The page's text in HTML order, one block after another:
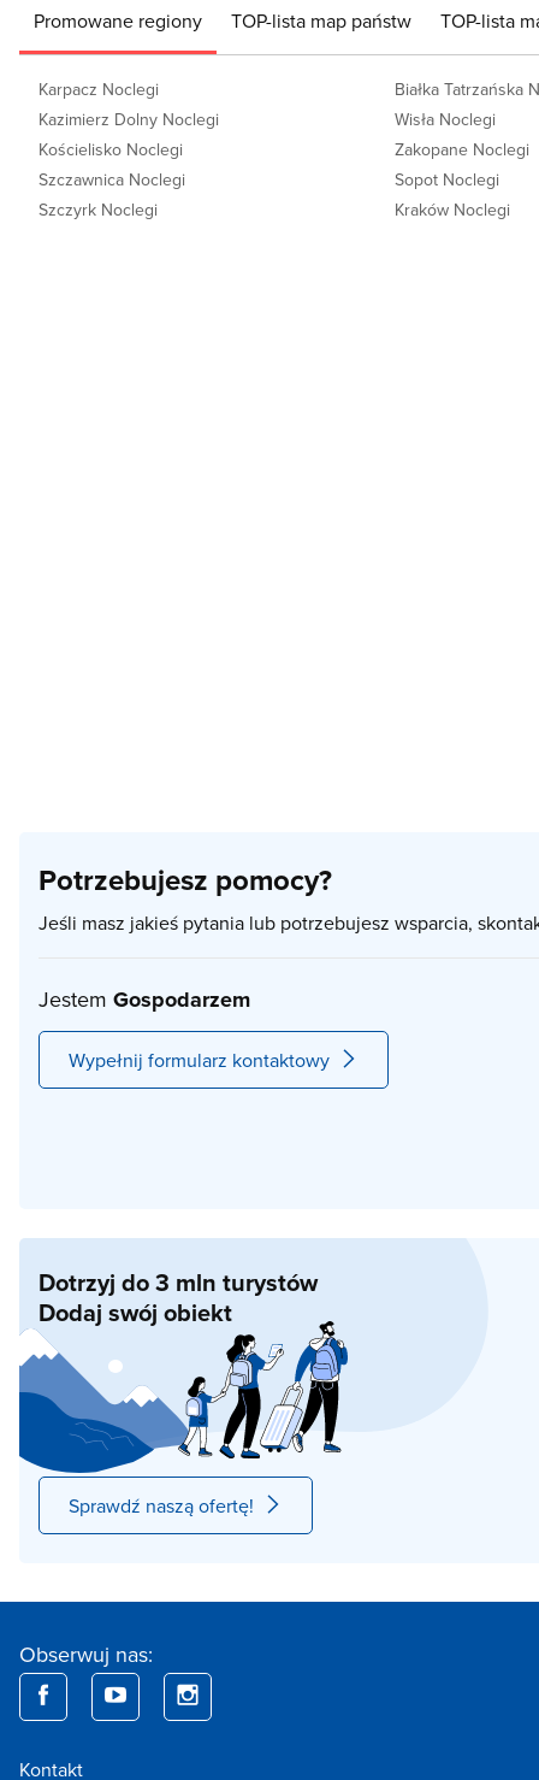
Promowane regiony TOP-lista map państw TOP-lista
Karpacz Noclegi
Kazimierz Dolny Noclegi
Kościelisko Noclegi
Szczawnica Noclegi
Szczyrk Noclegi
Białka Tatrzańska
Wisła Noclegi
Zakopane Noclegi
Sopot Noclegi
Kraków Noclegi
Potrzebujesz pomocy?
Jeśli masz jakieś pytania lub potrzebujesz wsparcia,
Jestem Gospodarzem
Wypełnij formularz kontaktowy
Dotrzyj do 3 mln turystów
Dodaj swój obiekt
Sprawdź naszą ofertę!
Obserwuj nas:
Kontakt